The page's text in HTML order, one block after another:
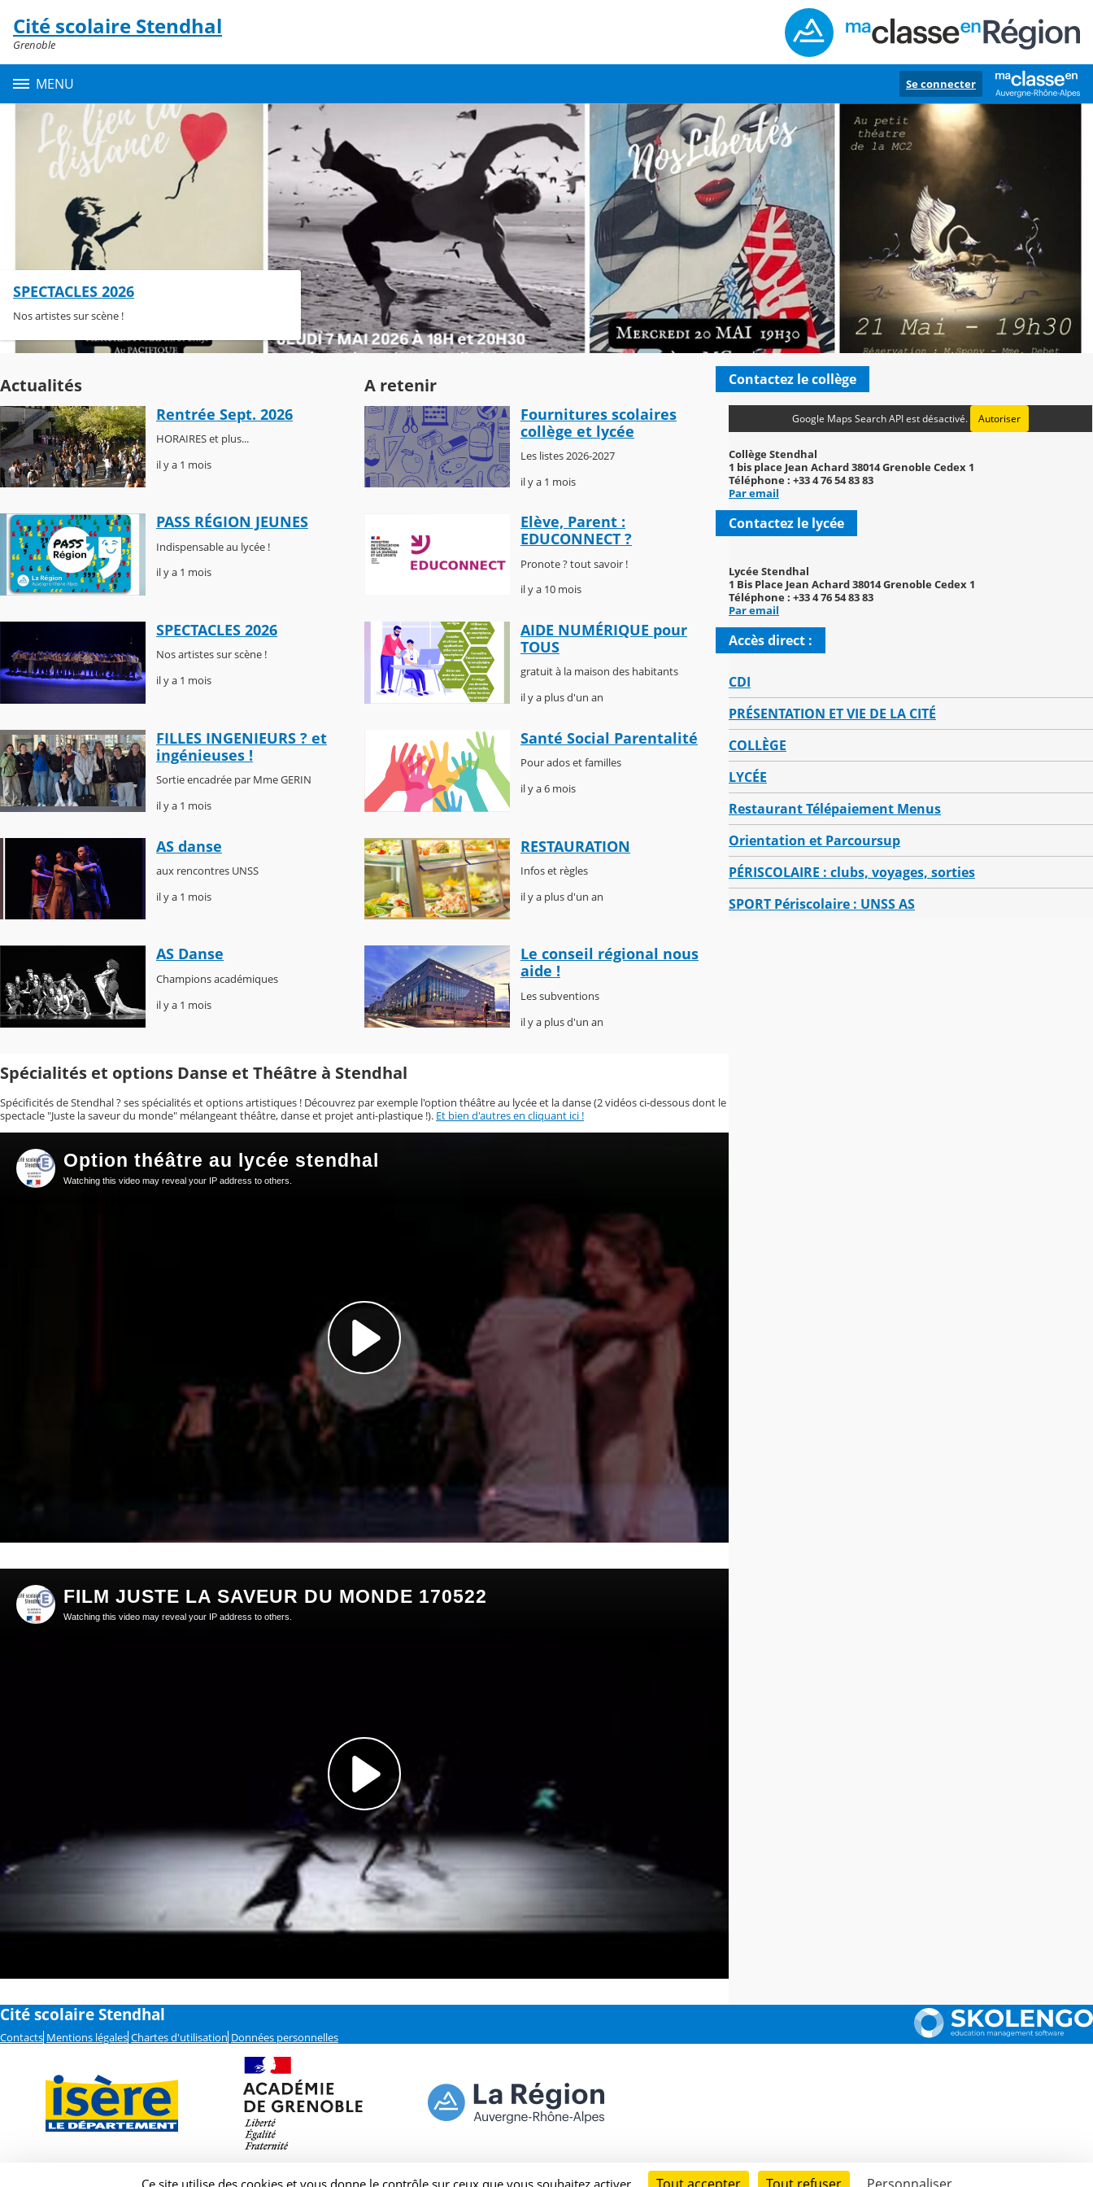
Contenu
Cité scolaire Stendhal
Grenoble
MENU Se connecter
SPECTACLES 2026
Nos artistes sur scène !
Actualités
Rentrée Sept. 2026
HORAIRES et plus...
il y a 1 mois
PASS RÉGION JEUNES
Indispensable au lycée !
il y a 1 mois
SPECTACLES 2026
Nos artistes sur scène !
il y a 1 mois
FILLES INGENIEURS ? et
ingénieuses !
Sortie encadrée par Mme GERIN
il y a 1 mois
AS danse
aux rencontres UNSS
il y a 1 mois
AS Danse
Champions académiques
il y a 1 mois
A retenir
Fournitures scolaires
collège et lycée
Les listes 2026-2027
il y a 1 mois
Elève, Parent :
EDUCONNECT ?
Pronote ? tout savoir !
il y a 10 mois
AIDE NUMÉRIQUE pour
TOUS
gratuit à la maison des habitants
il y a plus d'un an
Santé Social Parentalité
Pour ados et familles
il y a 6 mois
RESTAURATION
Infos et règles
il y a plus d'un an
Le conseil régional nous
aide !
Les subventions
il y a plus d'un an
Spécialités et options Danse et Théâtre à Stendhal
Spécificités de Stendhal ? ses spécialités et options artistiques ! Découvrez par exemple l'option théâtre au lycée et la danse (2 vidéos ci-dessous dont le
spectacle "Juste la saveur du monde" mélangeant théâtre, danse et projet anti-plastique !). Et bien d'autres en cliquant ici !
Contactez le collège
Google Maps Search API est désactivé. Autoriser
Collège Stendhal
1 bis place Jean Achard 38014 Grenoble Cedex 1
Téléphone : +33 4 76 54 83 83
Par email
Contactez le lycée
Lycée Stendhal
1 Bis Place Jean Achard 38014 Grenoble Cedex 1
Téléphone : +33 4 76 54 83 83
Par email
Accès direct :
CDI
PRÉSENTATION ET VIE DE LA CITÉ
COLLÈGE
LYCÉE
Restaurant Télépaiement Menus
Orientation et Parcoursup
PÉRISCOLAIRE : clubs, voyages, sorties
SPORT Périscolaire : UNSS AS
Cité scolaire Stendhal
Contacts Mentions légales Chartes d'utilisation Données personnelles
Ce site utilise des cookies et vous donne le contrôle sur ceux que vous souhaitez activer